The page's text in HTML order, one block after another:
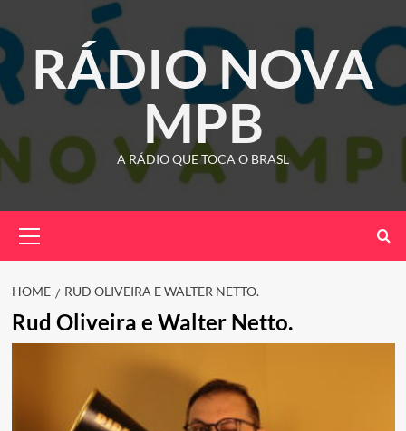
to
contentRÁDIO NOVA
MPB
A RÁDIO QUE TOCA O BRASL
Menu
HOME RUD OLIVEIRA E WALTER NETTO.
Rud Oliveira e Walter Netto.